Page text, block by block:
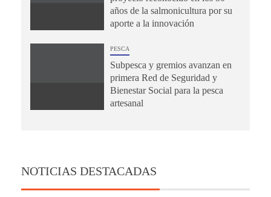
años de la salmonicultura por su
aporte a la innovación
PESCA
Subpesca y gremios avanzan en
primera Red de Seguridad y
Bienestar Social para la pesca
artesanal
NOTICIAS DESTACADAS